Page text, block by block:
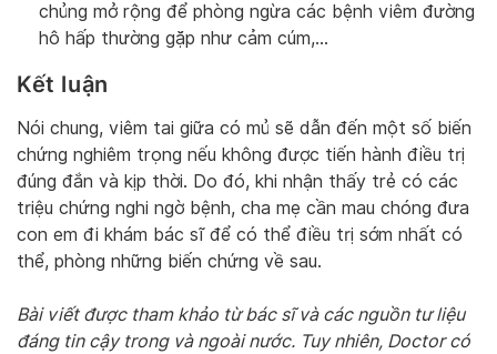
chủng mở rộng để phòng ngừa các bệnh viêm đường
hô hấp thường gặp như cảm cúm,…
Kết luận
Nói chung, viêm tai giữa có mủ sẽ dẫn đến một số biến
chứng nghiêm trọng nếu không được tiến hành điều trị
đúng đắn và kịp thời. Do đó, khi nhận thấy trẻ có các
triệu chứng nghi ngờ bệnh, cha mẹ cần mau chóng đưa
con em đi khám bác sĩ để có thể điều trị sớm nhất có
thể, phòng những biến chứng về sau.
Bài viết được tham khảo từ bác sĩ và các nguồn tư liệu
đáng tin cậy trong và ngoài nước. Tuy nhiên, Doctor có